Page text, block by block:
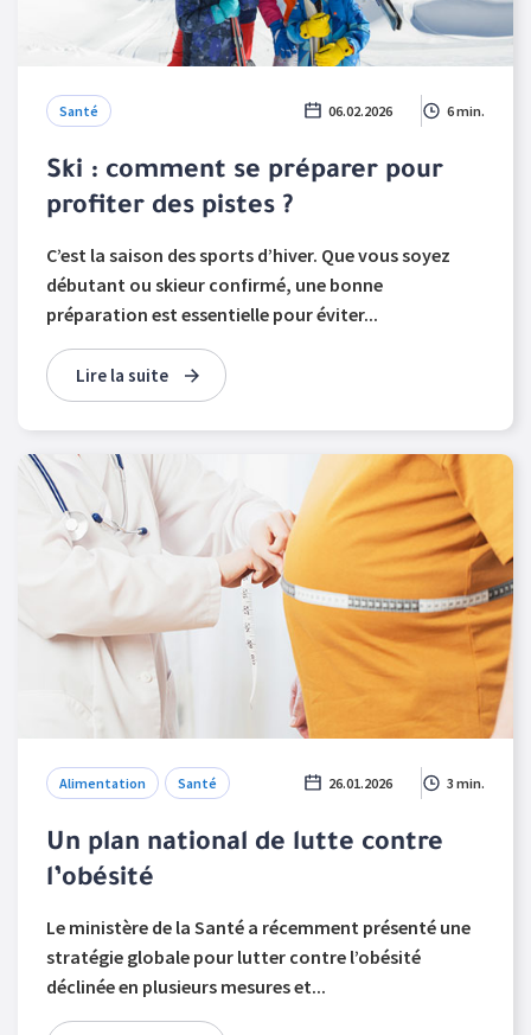
Santé 06.02.2026 6 min.
Ski : comment se préparer pour
profiter des pistes ?
C’est la saison des sports d’hiver. Que vous soyez
débutant ou skieur confirmé, une bonne
préparation est essentielle pour éviter...
Lire la suite
Alimentation Santé 26.01.2026 3 min.
Un plan national de lutte contre
l’obésité
Le ministère de la Santé a récemment présenté une
stratégie globale pour lutter contre l’obésité
déclinée en plusieurs mesures et...